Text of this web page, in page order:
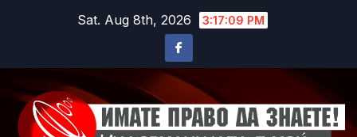
Sat. Aug 8th, 2026 3:17:11 PM